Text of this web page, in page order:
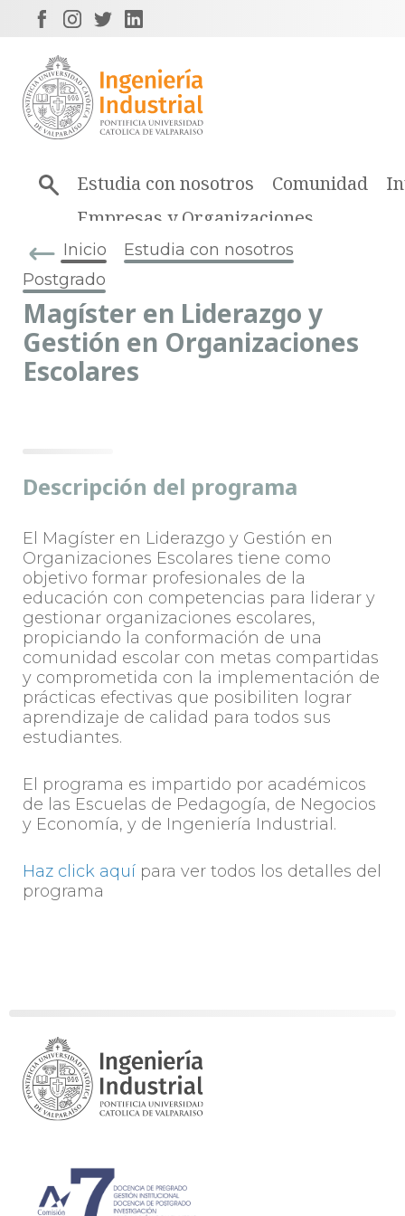
Estudia con nosotros Comunidad
Empresas y Organizaciones
Inicio
Estudia con nosotros
Postgrado
Magíster en Liderazgo y
Gestión en Organizaciones
Escolares
Descripción del programa
El Magíster en Liderazgo y Gestión en
Organizaciones Escolares tiene como
objetivo formar profesionales de la
educación con competencias para liderar y
gestionar organizaciones escolares,
propiciando la conformación de una
comunidad escolar con metas compartidas
y comprometida con la implementación de
prácticas efectivas que posibiliten lograr
aprendizaje de calidad para todos sus
estudiantes.
El programa es impartido por académicos
de las Escuelas de Pedagogía, de Negocios
y Economía, y de Ingeniería Industrial.
Haz click aquí para ver todos los detalles del
programa